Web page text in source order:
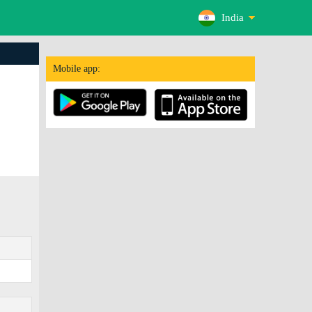
India
Mobile app: